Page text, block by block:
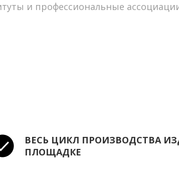
и профессиональные
ВЕСЬ ЦИКЛ ПРОИЗВОДСТВА
ПЛОЩАДКЕ